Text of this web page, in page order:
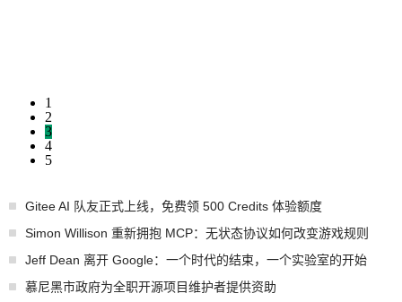
1
2
3
4
5
Gitee AI 队友正式上线，免费领 500 Credits 体验额度
Simon Willison 重新拥抱 MCP：无状态协议如何改变游戏规则
Jeff Dean 离开 Google：一个时代的结束，一个实验室的开始
慕尼黑市政府为全职开源项目维护者提供资助